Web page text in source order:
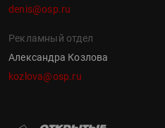
denis@osp.ru
Рекламный отдел
Александра Козлова
kozlova@osp.ru